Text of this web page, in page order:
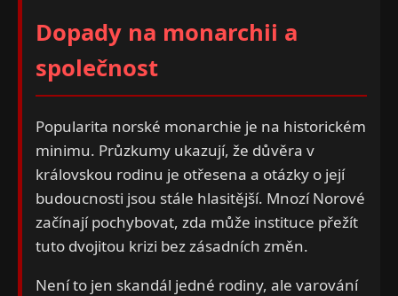
Dopady na monarchii a
společnost
Popularita norské monarchie je na historickém
minimu. Průzkumy ukazují, že důvěra v
královskou rodinu je otřesena a otázky o její
budoucnosti jsou stále hlasitější. Mnozí Norové
začínají pochybovat, zda může instituce přežít
tuto dvojitou krizi bez zásadních změn.
Není to jen skandál jedné rodiny, ale varování